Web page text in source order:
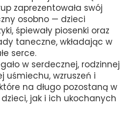
zaprezentowała swój
osobno — dzieci
śpiewały piosenki oraz
taneczne, wkładając w
serce.
w serdecznej, rodzinnej
uśmiechu, wzruszeń i
na długo pozostaną w
jak i ich ukochanych